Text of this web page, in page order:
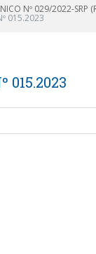
Nº 029/2022-SRP
015.2023
015.2023